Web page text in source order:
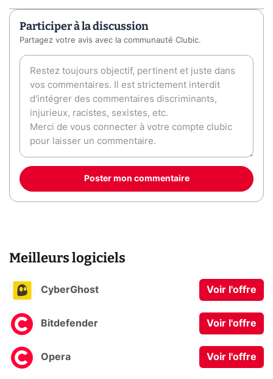
Participer à la discussion
Partagez votre avis avec la communauté Clubic.
Poster mon commentaire
Meilleurs logiciels
CyberGhost Voir l'offre
Bitdefender Voir l'offre
Opera Voir l'offre